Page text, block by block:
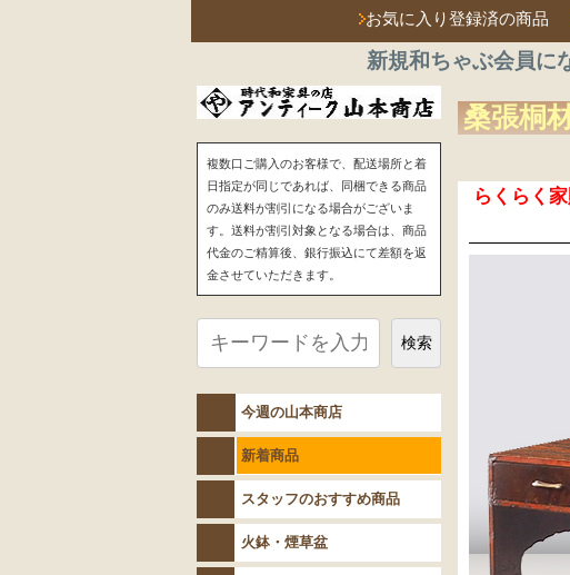
お気に入り登録済の商品
新規和ちゃぶ会員に
桑張桐
らくらく
複数口ご購入のお客様で、配送場所と着
日指定が同じであれば、同梱できる商品
のみ送料が割引になる場合がございま
す。送料が割引対象となる場合は、商品
代金のご精算後、銀行振込にて差額を返
金させていただきます。
検索
今週の山本商店
新着商品
スタッフのおすすめ商品
火鉢・煙草盆